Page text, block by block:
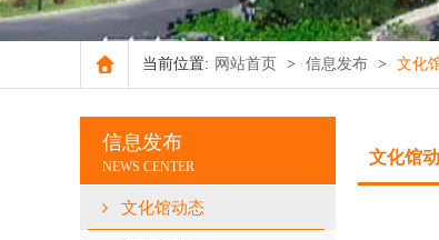
当前位置: 网站首页 > 信息发布 > 文化
信息发布
NEWS CENTER
文化馆动态
文化馆